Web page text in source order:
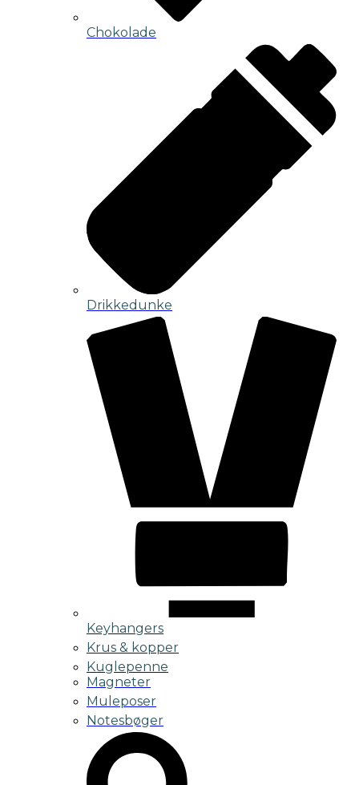
Chokolade
Drikkedunke
Keyhangers
Krus & kopper
Kuglepenne
Magneter
Muleposer
Notesbøger